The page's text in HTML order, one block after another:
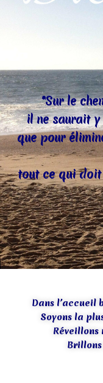
"Sur le
il ne saurait
que pour
tout ce qui doit
Dans l’accueil
Soyons la